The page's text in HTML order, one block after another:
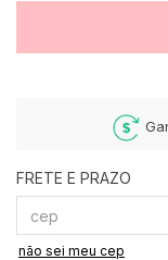
não sei meu cep